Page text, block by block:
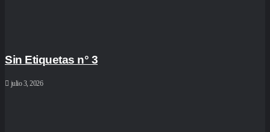
Sin Etiquetas n° 3
julio 3, 2026